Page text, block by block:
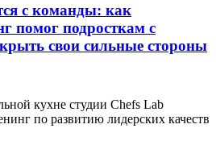
с команды: как
помог подросткам с
свои сильные стороны
кухне студии Chefs Lab
по развитию лидерских качеств